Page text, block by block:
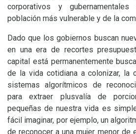
corporativos y
población más vulnerable y de la
Dado que los gobiernos buscan
en una era de recortes
capital está permanentemente
de la vida cotidiana a colonizar, la
sistemas algorítmicos de
para extraer plusvalía de
pequeñas de nuestra vida es
fácil imaginar, por ejemplo, un
de reconocer a una mujer menor de